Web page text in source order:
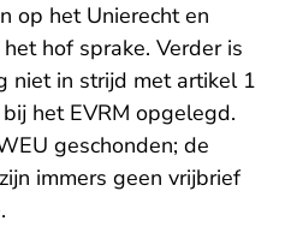
op het Unierecht en
hof sprake. Verder is
niet in strijd met artikel 1
het EVRM opgelegd.
geschonden; de
immers geen vrijbrief